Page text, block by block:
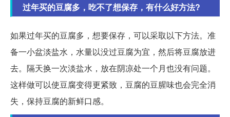
过年买的豆腐多，吃不了想保存，有什么好方法?
如果过年买的豆腐多，想要保存，可以采取以下方法。准
备一小盆淡盐水，水量以没过豆腐为宜，然后将豆腐放进
去。隔天换一次淡盐水，放在阴凉处一个月也没有问题。
这样做可以使豆腐变得更紧致，豆腐的豆腥味也会完全消
失，保持豆腐的新鲜口感。